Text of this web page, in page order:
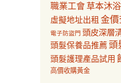
職業工會草本沐
虛擬地址出租 金價
電子防盜門 頭皮深層
頭髮保養品推薦 頭
頭髮護理產品試用
高價收購黃金